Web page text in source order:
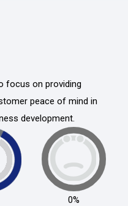
focus on providing
peace of mind in
development.
0%